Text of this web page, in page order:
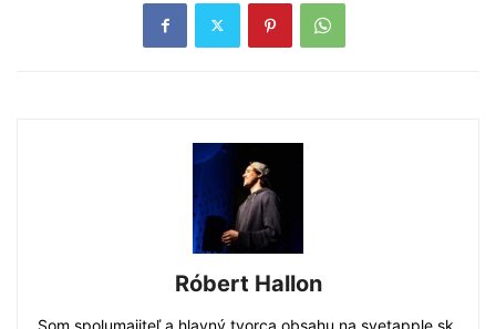
Róbert Hallon
Som spolumajiteľ a hlavný tvorca obsahu na svetapple.sk.